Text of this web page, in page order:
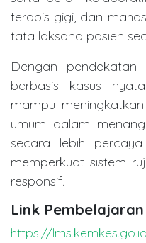
terapis gigi, dan
tata laksana pasien
Dengan
berbasis kasus
mampu
umum dalam
secara lebih
memperkuat sistem
responsif.
Link Pembelajaran
https://